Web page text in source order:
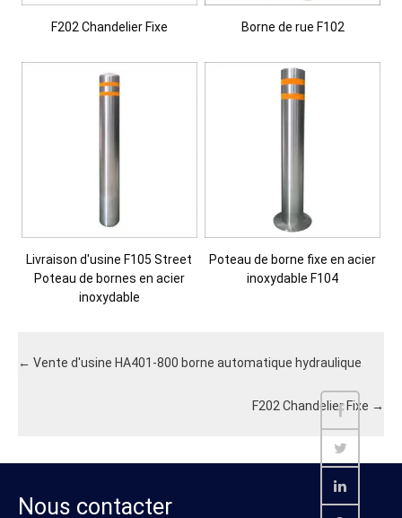
F202 Chandelier Fixe Borne de rue F102
Livraison d'usine F105 Street
Poteau de bornes en acier
inoxydable
Poteau de borne fixe en acier
inoxydable F104
← Vente d'usine HA401-800 borne automatique hydraulique
F202 Chandelier Fixe →
Nous contacter